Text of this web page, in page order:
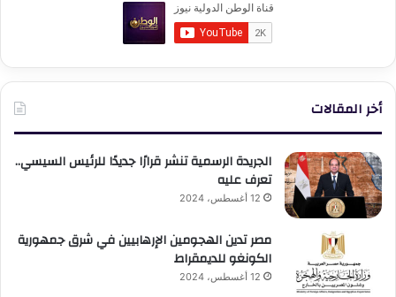
أخر المقالات
الجريدة الرسمية تنشر قرارًا جديدًا للرئيس السيسي..
تعرف عليه
12 أغسطس، 2024
مصر تدين الهجومين الإرهابيين في شرق جمهورية
الكونغو للديمقراط
12 أغسطس، 2024